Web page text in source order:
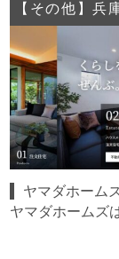
【その他】兵
ヤマダホーム
ヤマダホームズ